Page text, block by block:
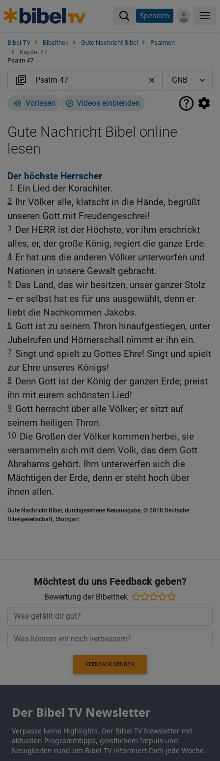
Spenden
Bibel TV Bibelthek Gute Nachricht Bibel
Psalmen
Kapitel 47
Psalm 47
Vorlesen Videos einblenden
Gute Nachricht Bibel online
lesen
Der höchste Herrscher
1 Ein Lied der Korachiter.
2 Ihr Völker alle, klatscht in die Hände, begrüßt
unseren Gott mit Freudengeschrei!
3 Der HERR ist der Höchste, vor ihm erschrickt
alles, er, der große König, regiert die ganze Erde.
4 Er hat uns die anderen Völker unterworfen und
Nationen in unsere Gewalt gebracht.
5 Das Land, das wir besitzen, unser ganzer Stolz
– er selbst hat es für uns ausgewählt, denn er
liebt die Nachkommen Jakobs.
6 Gott ist zu seinem Thron hinaufgestiegen, unter
Jubelrufen und Hörnerschall nimmt er ihn ein.
7 Singt und spielt zu Gottes Ehre! Singt und spielt
zur Ehre unseres Königs!
8 Denn Gott ist der König der ganzen Erde; preist
ihn mit eurem schönsten Lied!
9 Gott herrscht über alle Völker; er sitzt auf
seinem heiligen Thron.
10 Die Großen der Völker kommen herbei, sie
versammeln sich mit dem Volk, das dem Gott
Abrahams gehört. Ihm unterwerfen sich die
Mächtigen der Erde, denn er steht hoch über
ihnen allen.
Gute Nachricht Bibel, durchgesehene Neuausgabe, © 2018 Deutsche
Bibelgesellschaft, Stuttgart
Möchtest du uns Feedback geben?
Bewertung der Bibelthek
FEEDBACK SENDEN
Der Bibel TV Newsletter
Verpasse keine Highlights. Der Bibel TV Newsletter mit
aktuellen Programmtipps, geistlichem Impuls und
Neuigkeiten rund um Bibel TV informiert Dich jede Woche.